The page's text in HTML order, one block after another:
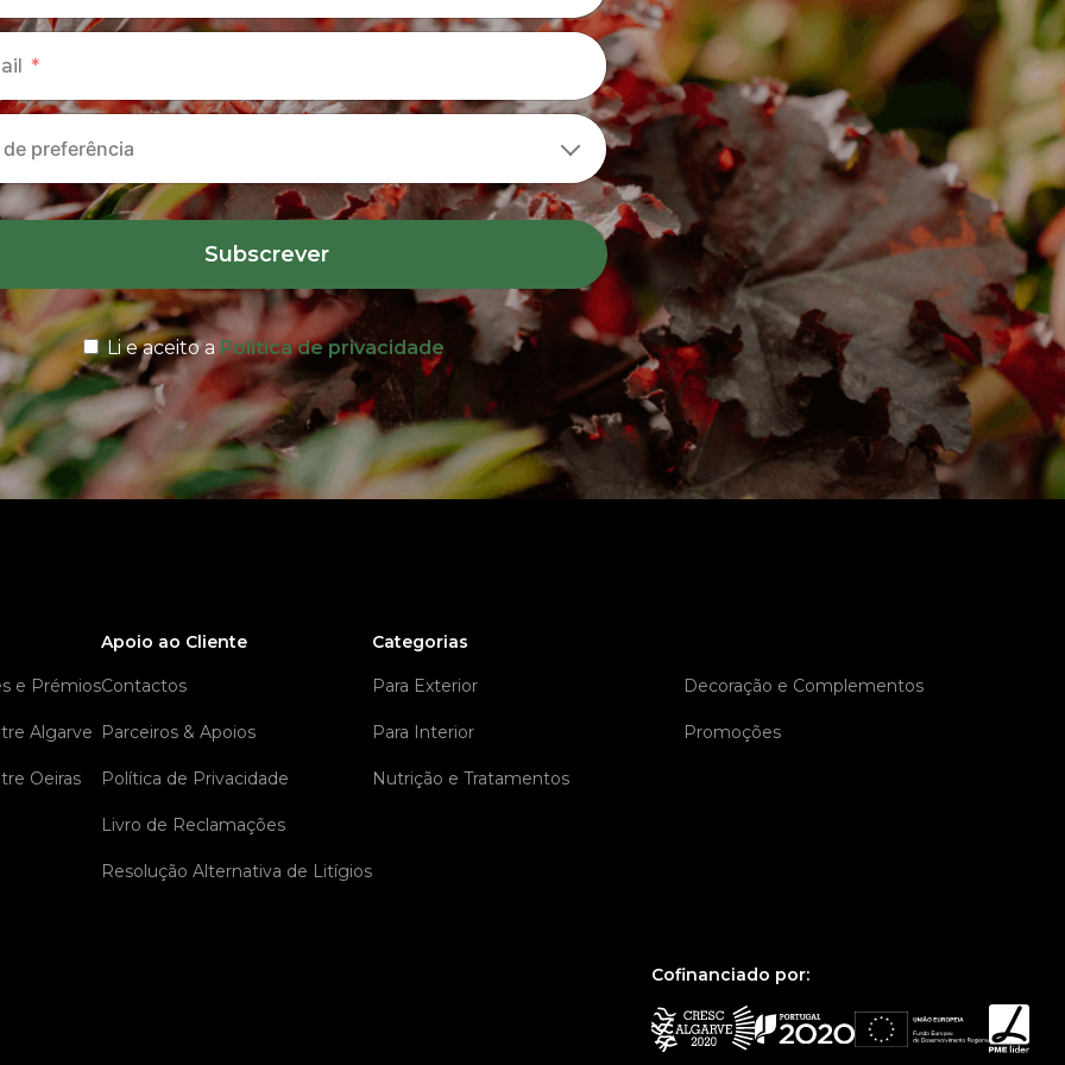
Subscrever
Li e aceito a Política de privacidade
e Prémios
Algarve
Oeiras
Apoio ao Cliente
Contactos
Parceiros & Apoios
Política de Privacidade
Livro de Reclamações
Resolução Alternativa de Litígios
Categorias
Para Exterior
Para Interior
Nutrição e Tratamentos
Decoração e Complementos
Promoções
Cofinanciado por: